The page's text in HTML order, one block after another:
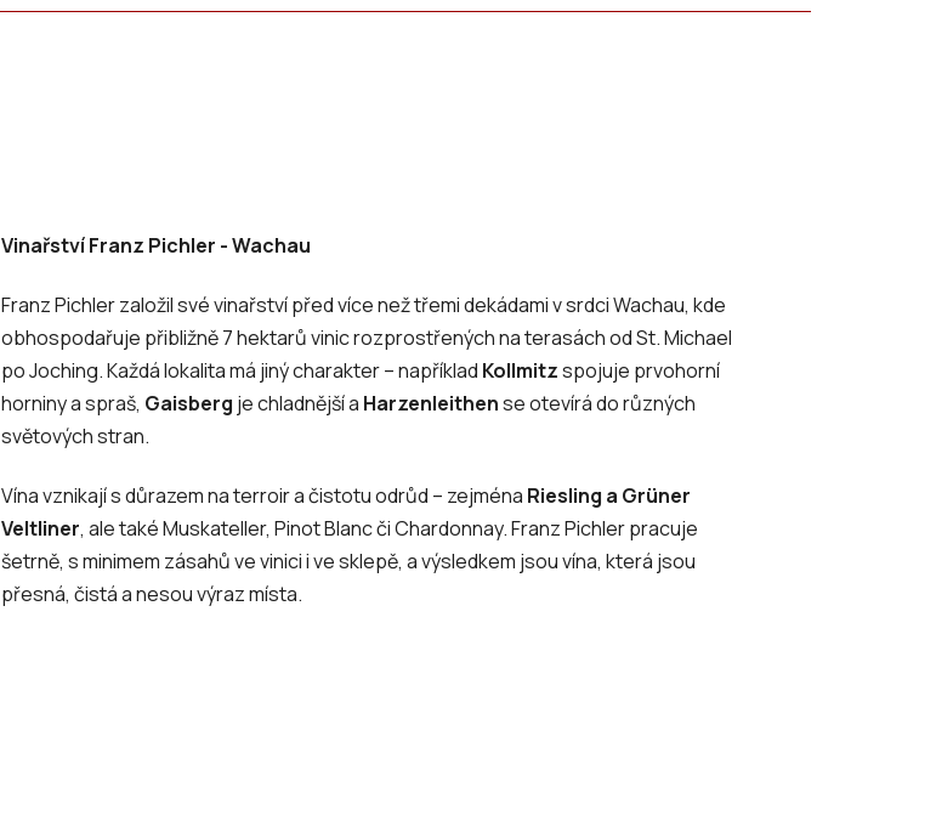
Vinařství Franz Pichler - Wachau
Franz Pichler založil své vinařství před více než třemi dekádami v srdci Wachau, kde
obhospodařuje přibližně 7 hektarů vinic rozprostřených na terasách od St. Michael
po Joching. Každá lokalita má jiný charakter – například Kollmitzspojuje prvohorní
horniny a spraš, Gaisberg je chladnější a Harzenleithense otevírá do různých
světových stran.
Vína vznikají s důrazem na terroir a čistotu odrůd – zejména Riesling a Grüner
Veltliner, ale také Muskateller, Pinot Blanc či Chardonnay. Franz Pichler pracuje
šetrně, s minimem zásahů ve vinici i ve sklepě, a výsledkem jsou vína, která jsou
přesná, čistá a nesou výraz místa.